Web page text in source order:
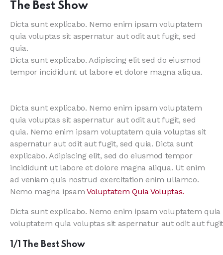
The Best Show
Dicta sunt explicabo. Nemo enim ipsam voluptatem
quia voluptas sit aspernatur aut odit aut fugit, sed
quia.
Dicta sunt explicabo. Adipiscing elit sed do eiusmod
tempor incididunt ut labore et dolore magna aliqua.
Dicta sunt explicabo. Nemo enim ipsam voluptatem
quia voluptas sit aspernatur aut odit aut fugit, sed
quia. Nemo enim ipsam voluptatem quia voluptas sit
aspernatur aut odit aut fugit, sed quia. Dicta sunt
explicabo. Adipiscing elit, sed do eiusmod tempor
incididunt ut labore et dolore magna aliqua. Ut enim
ad veniam quis nostrud exercitation enim ullamco.
Nemo magna ipsam Voluptatem Quia Voluptas.
Dicta sunt explicabo. Nemo enim ipsam voluptatem
voluptatem quia voluptas sit aspernatur aut odit aut
1/1 The Best Show